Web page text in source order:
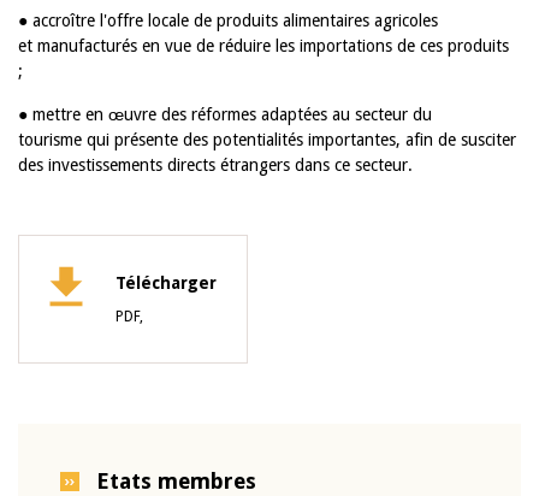
● accroître l'offre locale de produits alimentaires agricoles
et manufacturés en vue de réduire les importations de ces produits
;
● mettre en œuvre des réformes adaptées au secteur du
tourisme qui présente des potentialités importantes, afin de susciter
des investissements directs étrangers dans ce secteur.
Télécharger
PDF,
Etats membres